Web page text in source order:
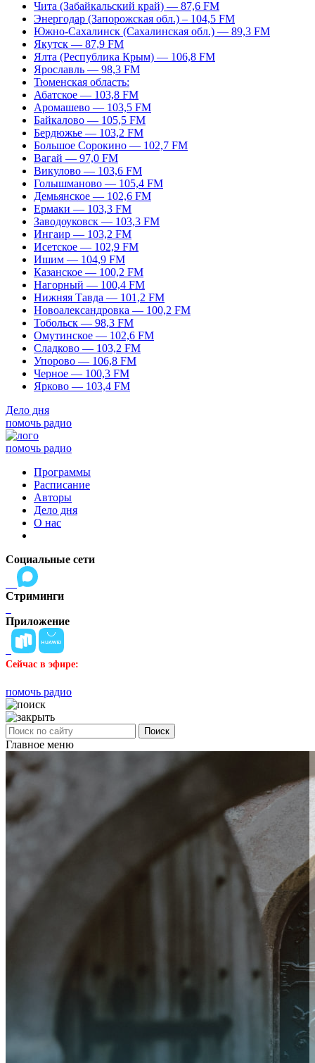
Чита (Забайкальский край) — 87,6 FM
Энергодар (Запорожская обл.) – 104,5 FM
Южно-Сахалинск (Сахалинская обл.) — 89,3 FM
Якутск — 87,9 FM
Ялта (Республика Крым) — 106,8 FM
Ярославль — 98,3 FM
Тюменская область:
Абатское — 103,8 FM
Аромашево — 103,5 FM
Байкалово — 105,5 FM
Бердюжье — 103,2 FM
Большое Сорокино — 102,7 FM
Вагай — 97,0 FM
Викулово — 103,6 FM
Голышманово — 105,4 FM
Демьянское — 102,6 FM
Ермаки — 103,3 FM
Заводоуковск — 103,3 FM
Ингаир — 103,2 FM
Исетское — 102,9 FM
Ишим — 104,9 FM
Казанское — 100,2 FM
Нагорный — 100,4 FM
Нижняя Тавда — 101,2 FM
Новоалександровка — 100,2 FM
Тобольск — 98,3 FM
Омутинское — 102,6 FM
Сладково — 103,2 FM
Упорово — 106,8 FM
Черное — 100,3 FM
Ярково — 103,4 FM
Дело дня
помочь радио
помочь радио
Программы
Расписание
Авторы
Дело дня
О нас
Социальные сети
Стриминги
Приложение
Сейчас в эфире:
помочь радио
Поиск
Главное меню